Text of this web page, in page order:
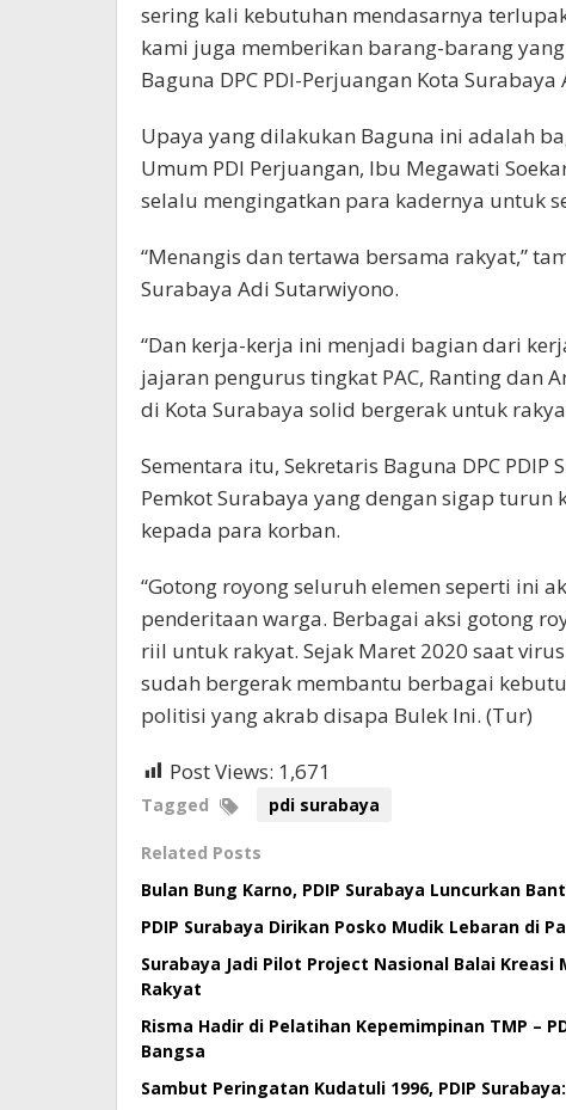
sering kali kebutuhan mendasarnya
kami juga memberikan barang-barang
Baguna DPC PDI-Perjuangan Kota
Upaya yang dilakukan Baguna ini adalah
Umum PDI Perjuangan, Ibu Megawati
selalu mengingatkan para kadernya untuk
“Menangis dan tertawa bersama rakyat,”
Surabaya Adi Sutarwiyono.
“Dan kerja-kerja ini menjadi bagian dari
jajaran pengurus tingkat PAC, Ranting dan
di Kota Surabaya solid bergerak untuk
Sementara itu, Sekretaris Baguna DPC
Pemkot Surabaya yang dengan sigap
kepada para korban.
“Gotong royong seluruh elemen seperti ini
penderitaan warga. Berbagai aksi gotong
riil untuk rakyat. Sejak Maret 2020 saat
sudah bergerak membantu berbagai
politisi yang akrab disapa Bulek Ini. (Tur)
Post Views: 1,671
Tagged pdi surabaya
Related Posts
Bulan Bung Karno, PDIP Surabaya Luncurkan
PDIP Surabaya Dirikan Posko Mudik Lebaran di
Surabaya Jadi Pilot Project Nasional Balai
Rakyat
Risma Hadir di Pelatihan Kepemimpinan TMP –
Bangsa
Sambut Peringatan Kudatuli 1996, PDIP